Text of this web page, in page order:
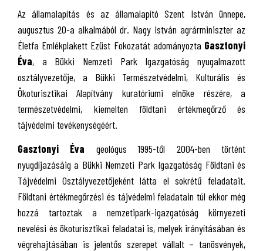
Az államalapítás és az államalapító Szent István ünnepe,
augusztus 20-a alkalmából dr. Nagy István agrárminiszter az
Életfa Emlékplakett Ezüst Fokozatát adományozta Gasztonyi
Éva, a Bükki Nemzeti Park Igazgatóság nyugalmazott
osztályvezetője, a Bükki Természetvédelmi, Kulturális és
Ökoturisztikai Alapítvány kuratóriumi elnöke részére, a
természetvédelmi, kiemelten földtani értékmegőrző és
tájvédelmi tevékenységéért.
Gasztonyi Éva geológus 1995-től 2004-ben történt
nyugdíjazásáig a Bükki Nemzeti Park Igazgatóság Földtani és
Tájvédelmi Osztályvezetőjeként látta el sokrétű feladatait.
Földtani értékmegőrzési és tájvédelmi feladatain túl ekkor még
hozzá tartoztak a nemzetipark-igazgatóság környezeti
nevelési és ökoturisztikai feladatai is, melyek irányításában és
végrehajtásában is jelentős szerepet vállalt – tanösvények,